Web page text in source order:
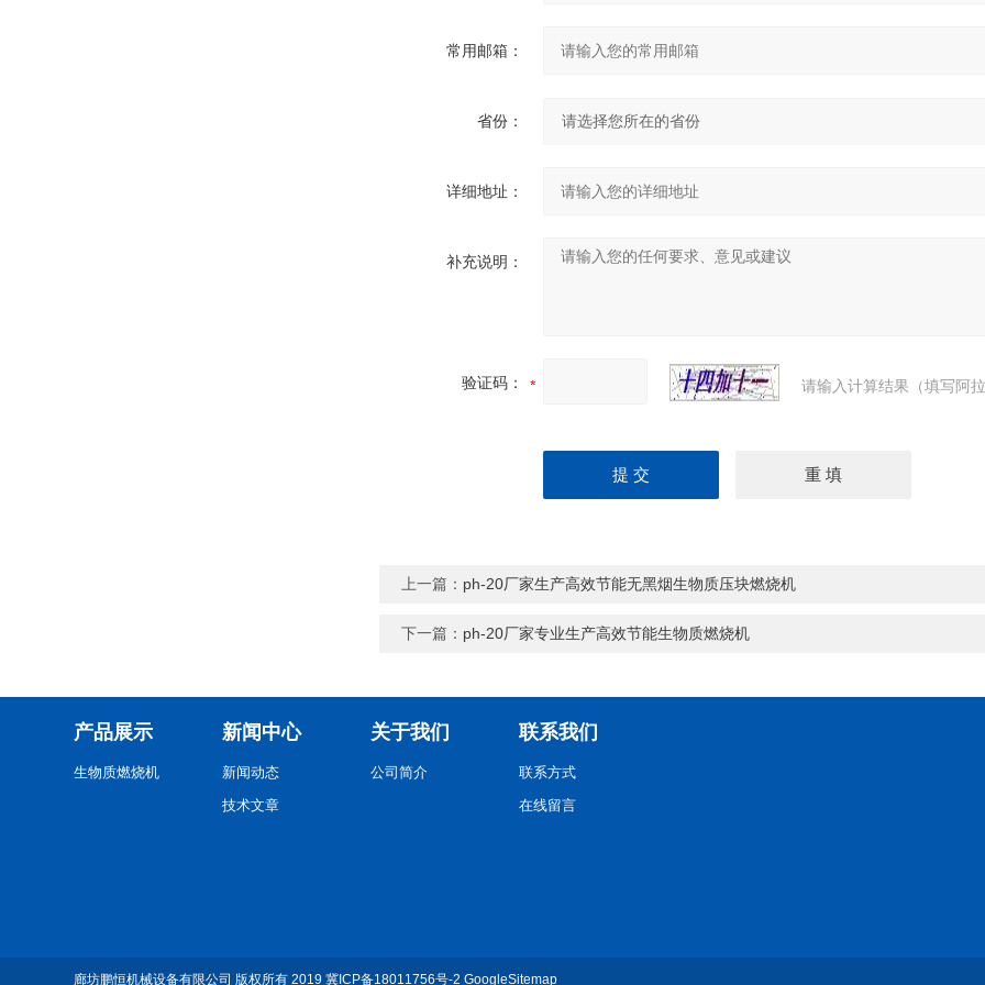
常用邮箱：
省份：
详细地址：
补充说明：
验证码： 请输入计算结果（填写阿
上一篇： ph-20厂家生产高效节能无黑烟生物质压块燃烧机
下一篇： ph-20厂家专业生产高效节能生物质燃烧机
产品展示
生物质燃烧机
新闻中心
新闻动态
技术文章
关于我们
公司简介
联系我们
联系方式
在线留言
廊坊鹏恒机械设备有限公司 版权所有 2019冀ICP备18011756号-2 GoogleSitemap